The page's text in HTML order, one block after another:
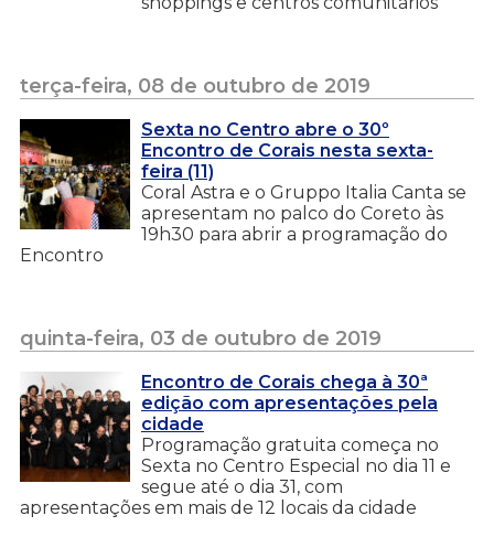
terça-feira, 08 de outubro de 2019
Sexta no Centro abre o 30º
Encontro de Corais nesta sexta-
feira (11)
Coral Astra e o Gruppo Italia Canta se
apresentam no palco do Coreto às
19h30 para abrir a programação do
Encontro
quinta-feira, 03 de outubro de 2019
Encontro de Corais chega à 30ª
edição com apresentações pela
cidade
Programação gratuita começa no
Sexta no Centro Especial no dia 11 e
segue até o dia 31, com
apresentações em mais de 12 locais da cidade